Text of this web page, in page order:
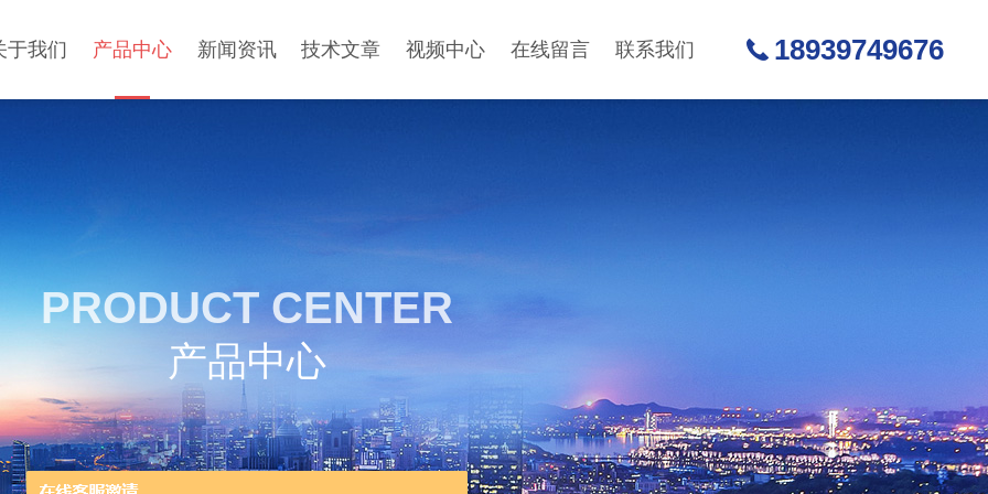
于我们 产品中心 新闻资讯 技术文章 视频中心 在线留言 联系我们 18939749676
PRODUCT CENTER
产品中心